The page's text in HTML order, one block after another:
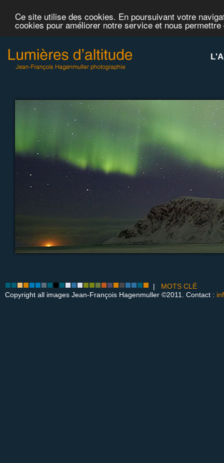
Ce site utilise des cookies. En poursuivant votre
cookies pour améliorer notre service et nous
| MOTS CLÉ
Copyright all images Jean-François Hagenmuller ©2011. Contact :